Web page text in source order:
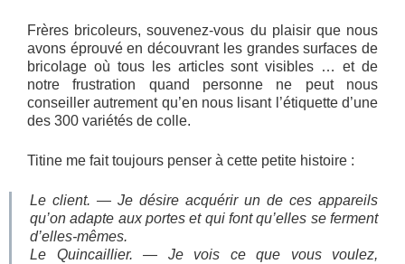
Frères bricoleurs, souvenez-vous du plaisir que nous
avons éprouvé en découvrant les grandes surfaces de
bricolage où tous les articles sont visibles … et de
notre frustration quand personne ne peut nous
conseiller autrement qu’en nous lisant l’étiquette d’une
des 300 variétés de colle.
Titine me fait toujours penser à cette petite histoire :
Le client. — Je désire acquérir un de ces appareils
qu’on adapte aux portes et qui font qu’elles se ferment
d’elles-mêmes.
Le Quincaillier. — Je vois ce que vous voulez,